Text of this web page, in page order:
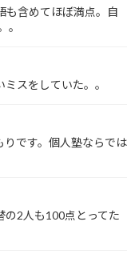
も含めてほぼ満点。自
。
スをしていた。。
です。個人塾ならでは
の2人も100点とってた